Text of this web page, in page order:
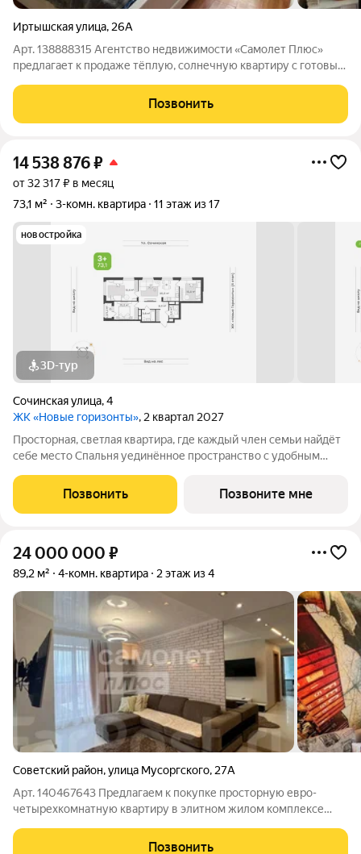
Иртышская улица, 26А
Арт. 138888315 Агентство недвижимости «Самолет Плюс»
предлагает к продаже тёплую, солнечную квартиру с готовым
Квартира расположена так, что солнце заливает все комнаты с
утра до вечера. Даже зимой
Позвонить
14 538 876₽
от 32 317 ₽ в месяц
73,1 м²
3-комн. квартира 11 этаж из 17
новостройка
3D-тур
Сочинская улица,4
ЖК «Новые горизонты», 2 квартал 2027
Просторная, светлая квартира, где каждый член семьи найдёт
себе место Спальня уединённое пространство с удобным
просыпаться, наслаждаясь утренним светом и свежим
воздухом Просторная кухня-гостиная
Позвонить Позвоните мне
24 000 000 ₽
89,2 м² 4-комн. квартира 2 этаж из 4
Советский район,улица Мусоргского, 27А
Арт. 140467643 Предлагаем к покупке просторную евро-
четырехкомнатную квартиру в элитном жилом комплексе
живописном санаторно-курортном районе в черте города
Позвонить